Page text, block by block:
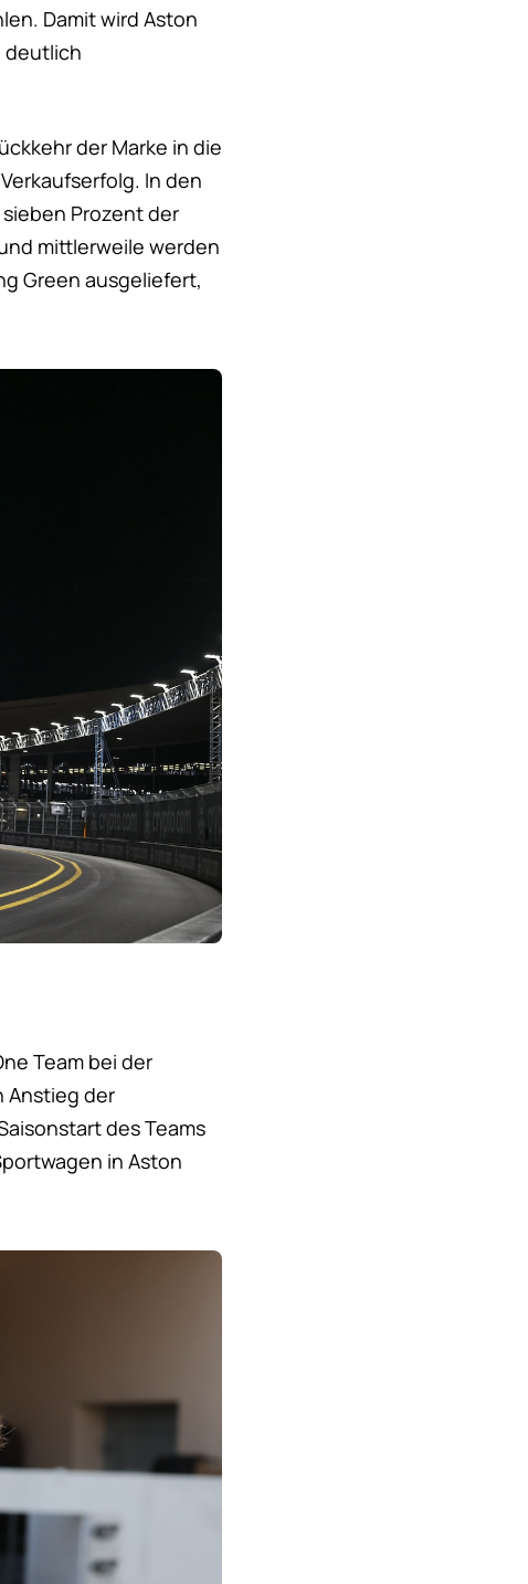
Damit wird Aston
deutlich
der Marke in die
In den
Prozent der
mittlerweile werden
Green ausgeliefert,
Team bei der
Anstieg der
des Teams
in Aston